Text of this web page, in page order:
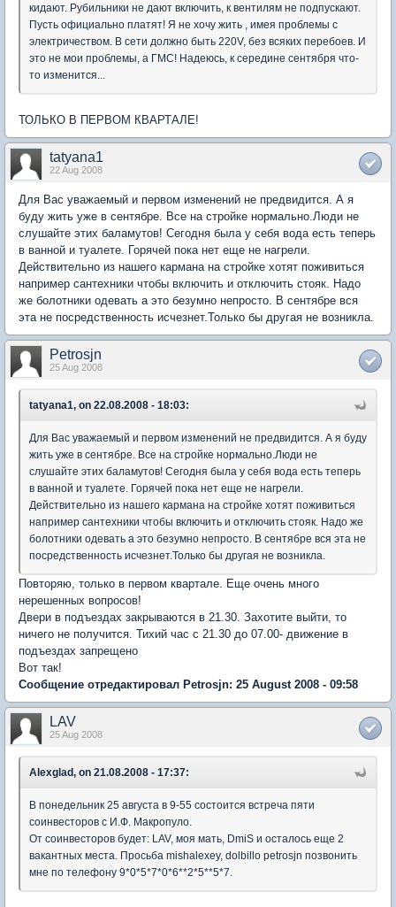
кидают. Рубильники не дают включить, к вентилям не подпускают.
Пусть официально платят! Я не хочу жить , имея проблемы с
электричеством. В сети должно быть 220V, без всяких перебоев. И
это не мои проблемы, а ГМС! Надеюсь, к середине сентября что-
то изменится...
ТОЛЬКО В ПЕРВОМ КВАРТАЛЕ!
tatyana1
22 Aug 2008
Для Вас уважаемый и первом изменений не предвидится. А я
буду жить уже в сентябре. Все на стройке нормально.Люди не
слушайте этих баламутов! Сегодня была у себя вода есть теперь
в ванной и туалете. Горячей пока нет еще не нагрели.
Действительно из нашего кармана на стройке хотят поживиться
например сантехники чтобы включить и отключить стояк. Надо
же болотники одевать а это безумно непросто. В сентябре вся
эта не посредственность исчезнет.Только бы другая не возникла.
Petrosjn
25 Aug 2008
tatyana1, on 22.08.2008 - 18:03:
Для Вас уважаемый и первом изменений не предвидится. А я буду
жить уже в сентябре. Все на стройке нормально.Люди не
слушайте этих баламутов! Сегодня была у себя вода есть теперь
в ванной и туалете. Горячей пока нет еще не нагрели.
Действительно из нашего кармана на стройке хотят поживиться
например сантехники чтобы включить и отключить стояк. Надо же
болотники одевать а это безумно непросто. В сентябре вся эта не
посредственность исчезнет.Только бы другая не возникла.
Повторяю, только в первом квартале. Еще очень много
нерешенных вопросов!
Двери в подъездах закрываются в 21.30. Захотите выйти, то
ничего не получится. Тихий час с 21.30 до 07.00- движение в
подъездах запрещено
Вот так!
Сообщение отредактировал Petrosjn: 25 August 2008 - 09:58
LAV
25 Aug 2008
Alexglad, on 21.08.2008 - 17:37:
В понедельник 25 августа в 9-55 состоится встреча пяти
соинвесторов с И.Ф. Макропуло.
От соинвесторов будет: LAV, моя мать, DmiS и осталось еще 2
вакантных места. Просьба mishalexey, dolbillo petrosjn позвонить
мне по телефону 9*0*5*7*0*6**2*5**5*7.